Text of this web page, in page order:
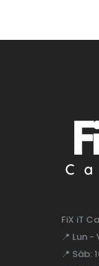
FiX iT
📍 Lun -
📍 Sáb: